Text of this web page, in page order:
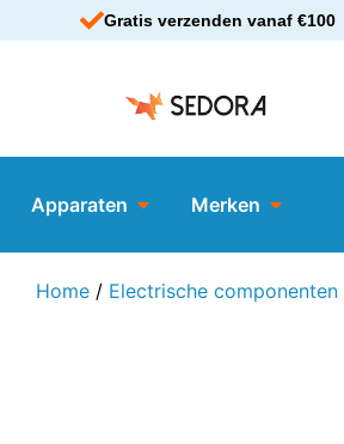
Gratis verzenden vanaf €100
Apparaten Merken
Home / Electrische componenten